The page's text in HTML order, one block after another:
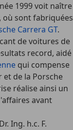
1999 voit naître
où sont fabriquées
Carrera GT.
de voitures de
record, aidé
qui compense
et de la Porsche
réalise ainsi un
avant
Ing. h.c. F.